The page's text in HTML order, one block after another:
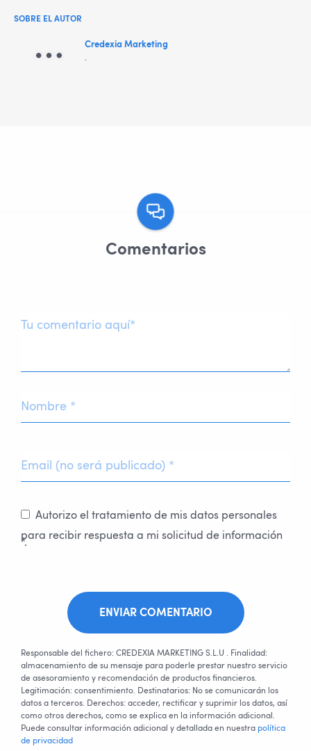
SOBRE EL AUTOR
Credexia Marketing
.
Comentarios
Autorizo el tratamiento de mis datos personales
para recibir respuesta a mi solicitud de información
*.
ENVIAR COMENTARIO
Responsable del fichero: CREDEXIA MARKETING S.L.U . Finalidad:
almacenamiento de su mensaje para poderle prestar nuestro servicio
de asesoramiento y recomendación de productos financieros.
Legitimación: consentimiento. Destinatarios: No se comunicarán los
datos a terceros. Derechos: acceder, rectificar y suprimir los datos, así
como otros derechos, como se explica en la información adicional.
Puede consultar información adicional y detallada en nuestra política
de privacidad